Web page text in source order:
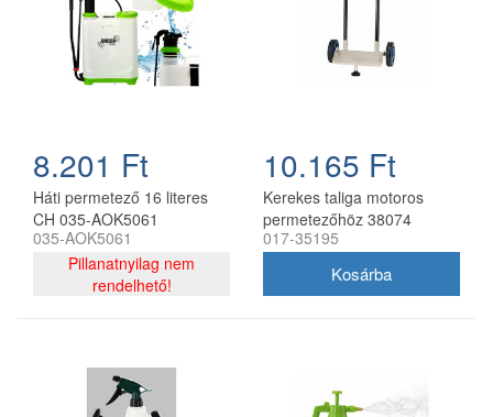
8.201 Ft
Háti permetező 16 literes
CH 035-AOK5061
035-AOK5061
Pillanatnyilag nem
rendelhető!
10.165 Ft
Kerekes taliga motoros
permetezőhöz 38074
opcionális
017-35195